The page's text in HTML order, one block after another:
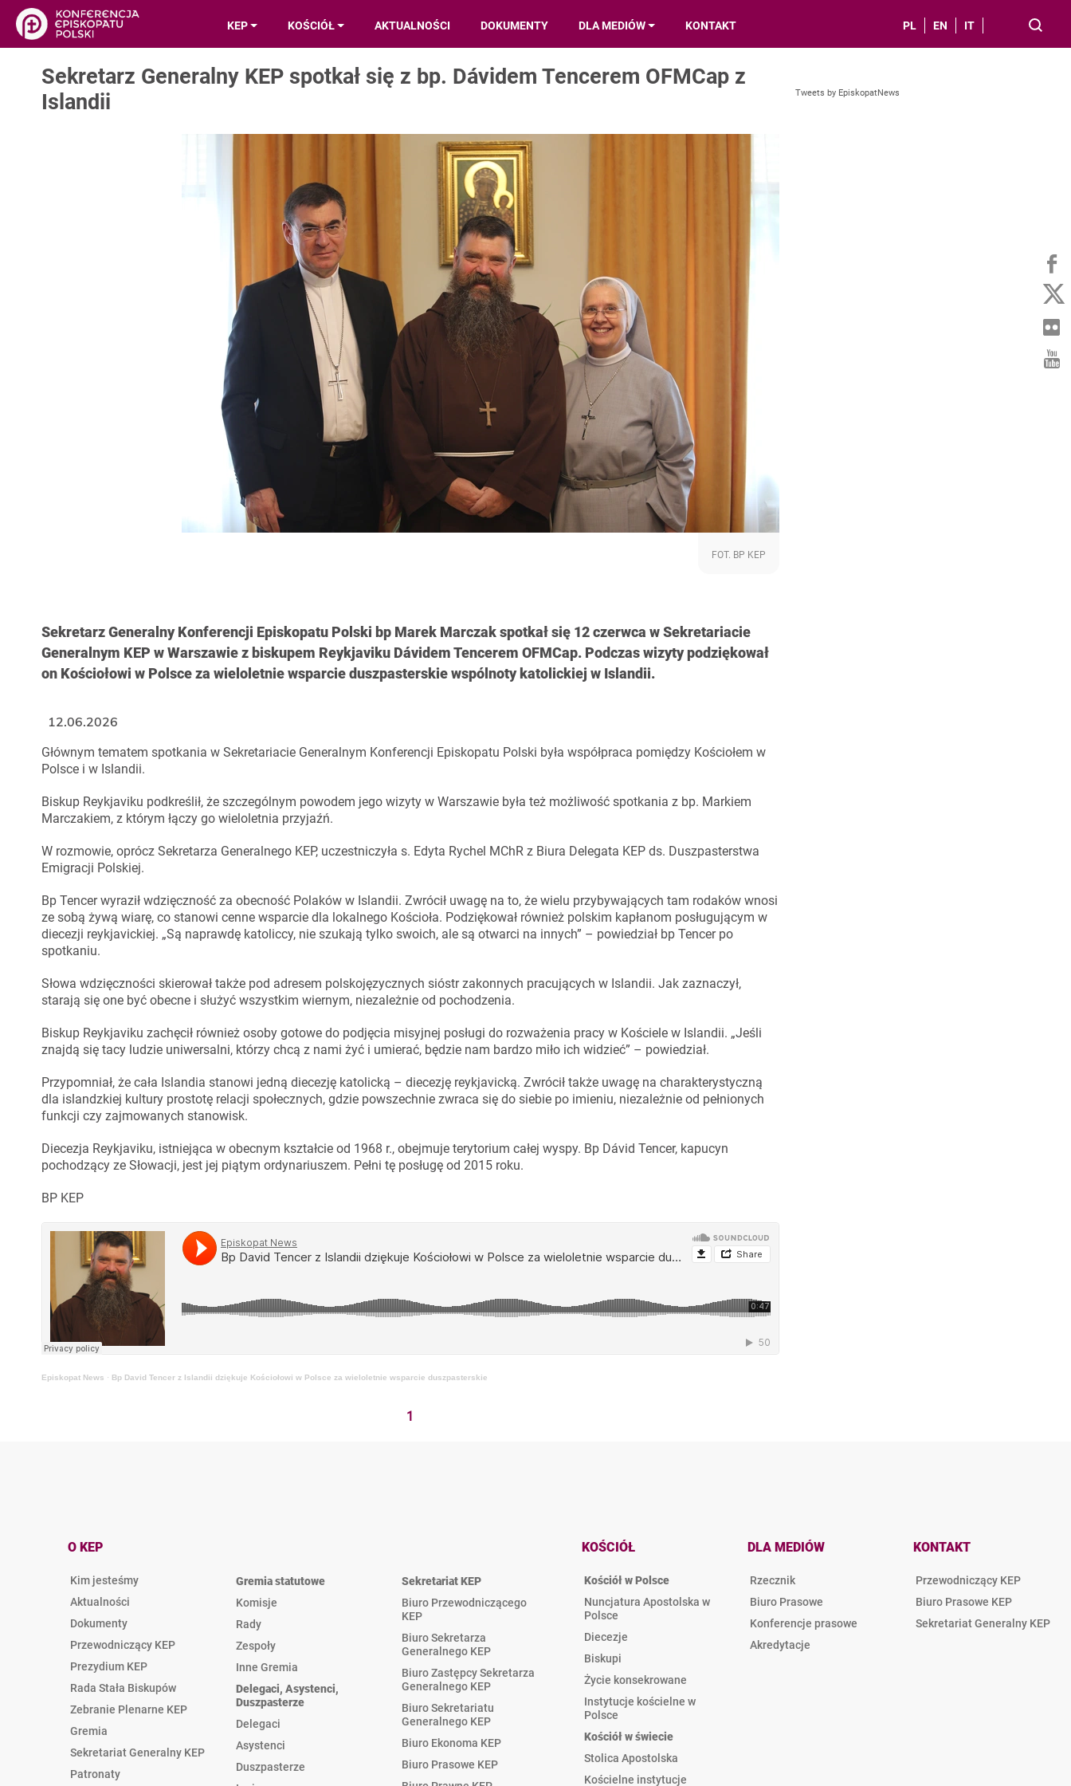
KEP KOŚCIÓŁ AKTUALNOŚCI DOKUMENTY DLA MEDIÓW KONTAKT PL EN IT
Sekretarz Generalny KEP spotkał się z bp. Dávidem Tencerem OFMCap z
Islandii
Sekretarz Generalny Konferencji Episkopatu Polski bp Marek Marczak spotkał się 12 czerwca w Sekretariacie
Generalnym KEP w Warszawie z biskupem Reykjaviku Dávidem Tencerem OFMCap. Podczas wizyty podziękował
on Kościołowi w Polsce za wieloletnie wsparcie duszpasterskie wspólnoty katolickiej w Islandii.
FOT. BP KEP
Głównym tematem spotkania w Sekretariacie Generalnym Konferencji Episkopatu Polski była współpraca pomiędzy Kościołem w
Polsce i w Islandii.
Biskup Reykjaviku podkreślił, że szczególnym powodem jego wizyty w Warszawie była też możliwość spotkania z bp. Markiem
Marczakiem, z którym łączy go wieloletnia przyjaźń.
W rozmowie, oprócz Sekretarza Generalnego KEP, uczestniczyła s. Edyta Rychel MChR z Biura Delegata KEP ds. Duszpasterstwa
Emigracji Polskiej.
Bp Tencer wyraził wdzięczność za obecność Polaków w Islandii. Zwrócił uwagę na to, że wielu przybywających tam rodaków wnosi
ze sobą żywą wiarę, co stanowi cenne wsparcie dla lokalnego Kościoła. Podziękował również polskim kapłanom posługującym w
diecezji reykjavickiej. „Są naprawdę katoliccy, nie szukają tylko swoich, ale są otwarci na innych” – powiedział bp Tencer po
spotkaniu.
Słowa wdzięczności skierował także pod adresem polskojęzycznych sióstr zakonnych pracujących w Islandii. Jak zaznaczył,
starają się one być obecne i służyć wszystkim wiernym, niezależnie od pochodzenia.
Biskup Reykjaviku zachęcił również osoby gotowe do podjęcia misyjnej posługi do rozważenia pracy w Kościele w Islandii. „Jeśli
znajdą się tacy ludzie uniwersalni, którzy chcą z nami żyć i umierać, będzie nam bardzo miło ich widzieć” – powiedział.
Przypomniał, że cała Islandia stanowi jedną diecezję katolicką – diecezję reykjavicką. Zwrócił także uwagę na charakterystyczną
dla islandzkiej kultury prostotę relacji społecznych, gdzie powszechnie zwraca się do siebie po imieniu, niezależnie od pełnionych
funkcji czy zajmowanych stanowisk.
Diecezja Reykjaviku, istniejąca w obecnym kształcie od 1968 r., obejmuje terytorium całej wyspy. Bp Dávid Tencer, kapucyn
pochodzący ze Słowacji, jest jej piątym ordynariuszem. Pełni tę posługę od 2015 roku.
BP KEP
Episkopat News · Bp David Tencer z Islandii dziękuje Kościołowi w Polsce za wieloletnie wsparcie duszpasterskie
1
12.06.2026
Tweets by EpiskopatNews
O KEP
Kim jesteśmy
Aktualności
Dokumenty
Przewodniczący KEP
Prezydium KEP
Rada Stała Biskupów
Zebranie Plenarne KEP
Gremia
Sekretariat Generalny KEP
Patronaty
Gremia statutowe
Komisje
Rady
Zespoły
Inne Gremia
Delegaci, Asystenci,
Duszpasterze
Delegaci
Asystenci
Duszpasterze
Sekretariat KEP
Biuro Przewodniczącego
KEP
Biuro Sekretarza
Generalnego KEP
Biuro Zastępcy Sekretarza
Generalnego KEP
Biuro Sekretariatu
Generalnego KEP
Biuro Ekonoma KEP
Biuro Prasowe KEP
KOŚCIÓŁ
Kościół w Polsce
Nuncjatura Apostolska w
Polsce
Diecezje
Biskupi
Życie konsekrowane
Instytucje kościelne w
Polsce
Kościół w świecie
Stolica Apostolska
Kościelne instytucje
DLA MEDIÓW
Rzecznik
Biuro Prasowe
Konferencje prasowe
Akredytacje
KONTAKT
Przewodniczący KEP
Biuro Prasowe KEP
Sekretariat Generalny KEP